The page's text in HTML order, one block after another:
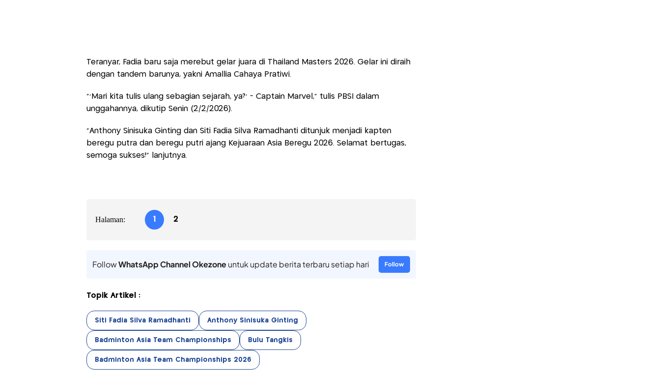
Teranyar, Fadia baru saja merebut gelar juara di Thailand Masters 2026. Gelar ini diraih
dengan tandem barunya, yakni Amallia Cahaya Pratiwi.
“’Mari kita tulis ulang sebagian sejarah, ya?’ - Captain Marvel,” tulis PBSI dalam
unggahannya, dikutip Senin (2/2/2026).
“Anthony Sinisuka Ginting dan Siti Fadia Silva Ramadhanti ditunjuk menjadi kapten
beregu putra dan beregu putri ajang Kejuaraan Asia Beregu 2026. Selamat bertugas,
semoga sukses!” lanjutnya.
Halaman: 1 2
FollowWhatsApp Channel Okezoneuntuk update berita terbaru setiap hari Follow
Topik Artikel :
Siti Fadia Silva Ramadhanti Anthony Sinisuka Ginting
Badminton Asia Team Championships Bulu Tangkis
Badminton Asia Team Championships 2026